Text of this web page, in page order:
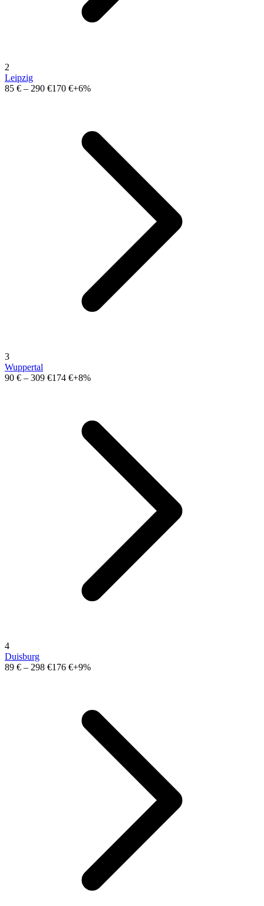
2
Leipzig
85 € – 290 €170 €+6%
3
Wuppertal
90 € – 309 €174 €+8%
4
Duisburg
89 € – 298 €176 €+9%